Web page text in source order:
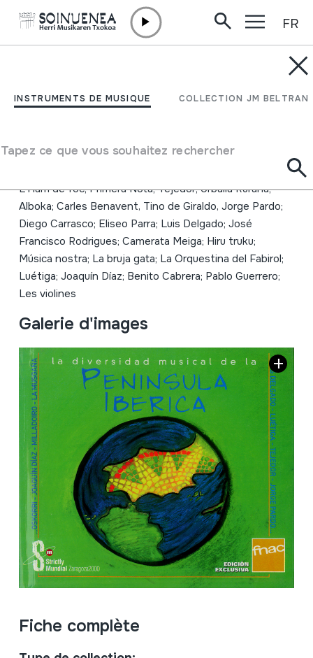
INSTRUMENTS DE MUSIQUE COLLECTION JM BELTRAN
Tapez ce que vous souhaitez rechercher
FR
La diversidad musical de
Auteur
L'Ham de foc; Primera Nota; Tejedor; Urbalia Rurana;
Alboka; Carles Benavent, Tino de Giraldo, Jorge Pardo;
Diego Carrasco; Eliseo Parra; Luis Delgado; José
Francisco Rodrigues; Camerata Meiga; Hiru truku;
Música nostra; La bruja gata; La Orquestina del Fabirol;
Luétiga; Joaquín Díaz; Benito Cabrera; Pablo Guerrero;
Les violines
Galerie d'images
Fiche complète